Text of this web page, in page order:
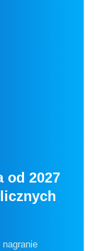
od 2027